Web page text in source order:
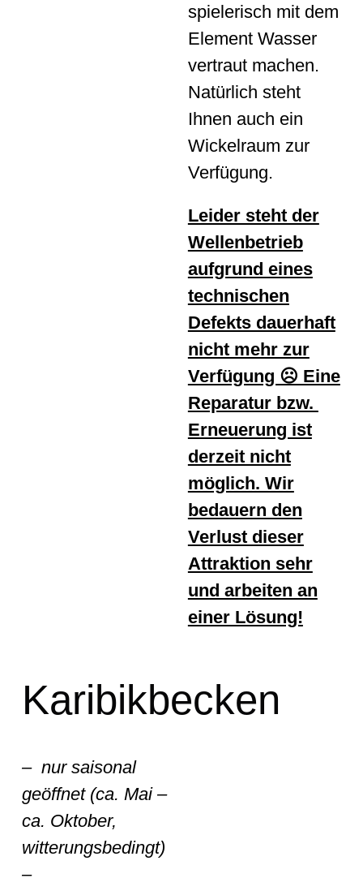
spielerisch mit dem
Element Wasser
vertraut machen.
Natürlich steht
Ihnen auch ein
Wickelraum zur
Verfügung.
Leider steht der
Wellenbetrieb
aufgrund eines
technischen
Defekts dauerhaft
nicht mehr zur
Verfügung ☹️ Eine
Reparatur bzw.
Erneuerung ist
derzeit nicht
möglich. Wir
bedauern den
Verlust dieser
Attraktion sehr
und arbeiten an
einer Lösung!
Karibikbecken
– nur saisonal
geöffnet (ca. Mai –
ca. Oktober,
witterungsbedingt)